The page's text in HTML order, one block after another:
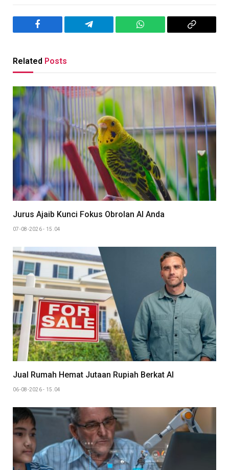
Facebook Telegram WhatsApp
Copy
Related Posts
Jurus Ajaib Kunci Fokus Obrolan AI Anda
07-08-2026 - 15.04
Jual Rumah Hemat Jutaan Rupiah Berkat AI
06-08-2026 - 15.04